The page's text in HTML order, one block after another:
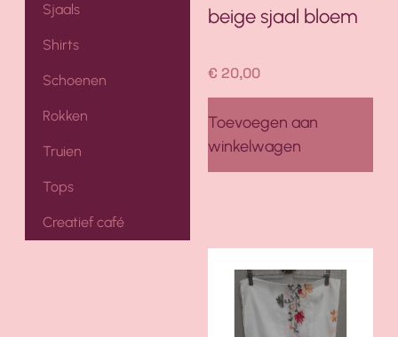
Sjaals
Shirts
Schoenen
Rokken
Truien
Tops
Creatief café
beige sjaal bloem
€ 20,00
Toevoegen aan
winkelwagen